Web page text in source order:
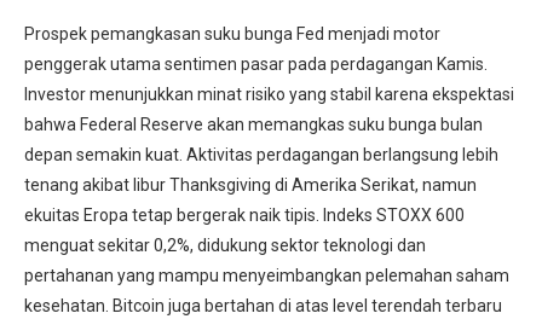
Prospek pemangkasan suku bunga Fed menjadi motor
penggerak utama sentimen pasar pada perdagangan Kamis.
Investor menunjukkan minat risiko yang stabil karena ekspektasi
bahwa Federal Reserve akan memangkas suku bunga bulan
depan semakin kuat. Aktivitas perdagangan berlangsung lebih
tenang akibat libur Thanksgiving di Amerika Serikat, namun
ekuitas Eropa tetap bergerak naik tipis. Indeks STOXX 600
menguat sekitar 0,2%, didukung sektor teknologi dan
pertahanan yang mampu menyeimbangkan pelemahan saham
kesehatan. Bitcoin juga bertahan di atas level terendah terbaru